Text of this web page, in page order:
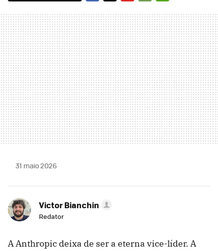
MAIL
31 maio 2026
Victor Bianchin
Redator
A Anthropic deixa de ser a eterna vice-líder. A